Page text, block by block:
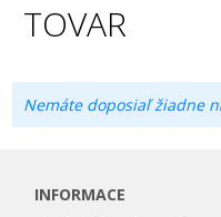
TOVAR
Nemáte doposiaľ žiadne
INFORMACE